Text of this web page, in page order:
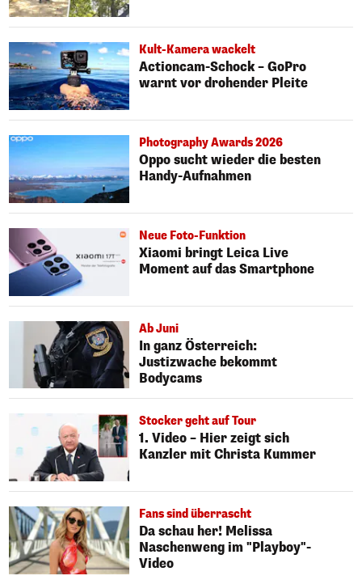
Kult-Kamera wackelt
Actioncam-Schock – GoPro
warnt vor drohender Pleite
Photography Awards 2026
Oppo sucht wieder die besten
Handy-Aufnahmen
Neue Foto-Funktion
Xiaomi bringt Leica Live
Moment auf das Smartphone
Ab Juni
In ganz Österreich:
Justizwache bekommt
Bodycams
Stocker geht auf Tour
1. Video – Hier zeigt sich
Kanzler mit Christa Kummer
Fans sind überrascht
Da schau her! Melissa
Naschenweng im "Playboy"-
Video